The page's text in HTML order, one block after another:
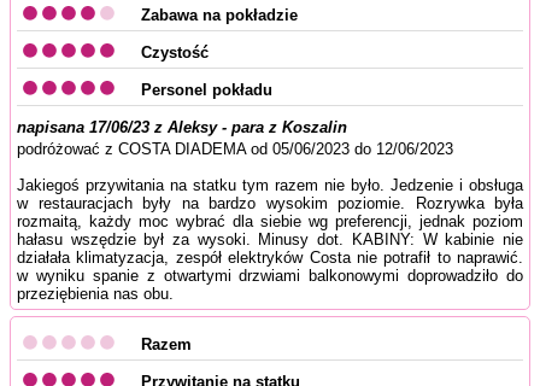
Zabawa na pokładzie
Czystość
Personel pokładu
napisana 17/06/23 z Aleksy - para z Koszalin
podróżować z COSTA DIADEMA od 05/06/2023 do 12/06/2023
Jakiegoś przywitania na statku tym razem nie było. Jedzenie i obsługa
w restauracjach były na bardzo wysokim poziomie. Rozrywka była
rozmaitą, każdy moc wybrać dla siebie wg preferencji, jednak poziom
hałasu wszędzie był za wysoki. Minusy dot. KABINY: W kabinie nie
działała klimatyzacja, zespół elektryków Costa nie potrafił to naprawić.
w wyniku spanie z otwartymi drzwiami balkonowymi doprowadziło do
przeziębienia nas obu.
Razem
Przywitanie na statku